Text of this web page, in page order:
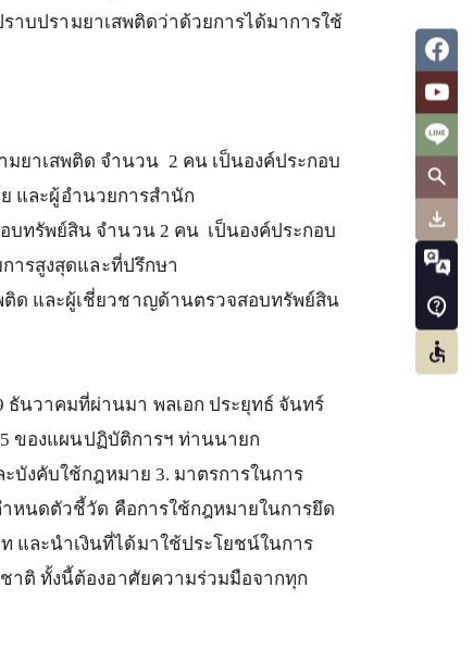
าบปรามยาเสพติดว่าด้วยการได้มาการใช้
มยาเสพติด จำนวน 2 คน เป็นองค์ประกอบ
และผู้อำนวยการสำนัก
บทรัพย์สิน จำนวน2 คน เป็นองค์ประกอบ
ารสูงสุดและที่ปรึกษา
ติด และผู้เชี่ยวชาญด้านตรวจสอบทรัพย์สิน
ธันวาคมที่ผ่านมา พลเอก ประยุทธ์ จันทร์
5ของแผนปฏิบัติการฯ ท่านนายก
บังคับใช้กฎหมาย 3. มาตรการในการ
ำหนดตัวชี้วัด คือการใช้กฎหมายในการยึด
และนำเงินที่ได้มาใช้ประโยชน์ในการ
าติ ทั้งนี้ต้องอาศัยความร่วมมือจากทุก